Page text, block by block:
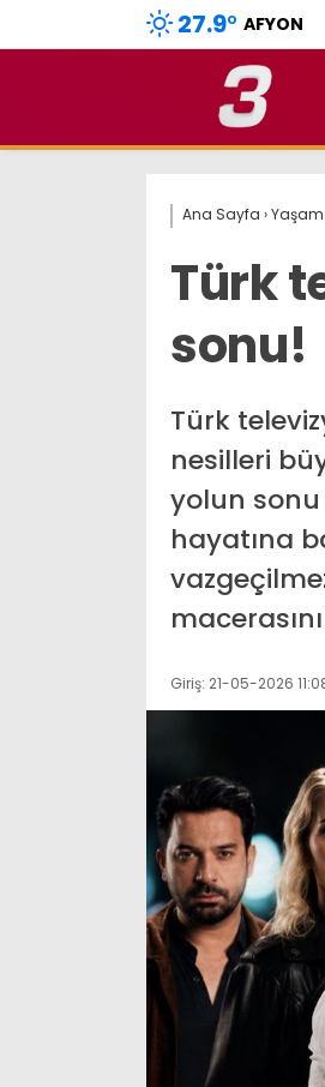
27.9° AFYON
Ana Sayfa ›Yaşam
Türk
sonu!
Türk
nesilleri
yolun sonu
hayatına
Giriş: 21-05-2026